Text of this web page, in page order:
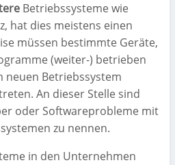
Betriebssysteme wie
hat dies meistens einen
müssen bestimmte Geräte,
(weiter-) betrieben
neuen Betriebssystem
An dieser Stelle sind
oder Softwareprobleme mit
zu nennen.
in den Unternehmen